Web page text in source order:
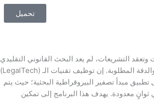
تحميل
التشريعات، لم يعد البحث القانوني التقليدي
كافياً لدعم اتخاذ القرار القيادي بالسرعة والدقة المطلوبة. إن توظيف تقنيات الـ (LegalTech)
مبدأ تصفير البيروقراطية البحثية؛ حيث يتم
ثوانٍ معدودة. يهدف هذا البرنامج إلى تمكين